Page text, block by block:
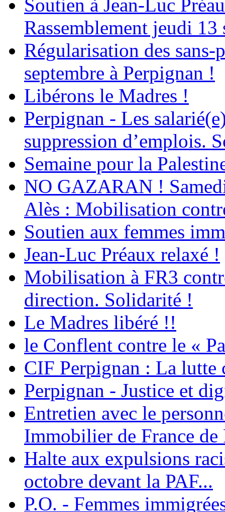
Soutien à Jean-Luc
Rassemblement jeudi 13
Régularisation des
septembre à Perpignan !
Libérons le Madres !
Perpignan - Les
suppression d’emplois.
Semaine pour la
NO GAZARAN !
Alès : Mobilisation
Soutien aux femmes
Jean-Luc Préaux relaxé !
Mobilisation à FR3
direction. Solidarité !
Le Madres libéré !!
le Conflent contre le «
CIF Perpignan : La lutte
Perpignan - Justice et
Entretien avec le
Immobilier de France de
Halte aux expulsions
octobre devant la PAF...
P.O. - Femmes